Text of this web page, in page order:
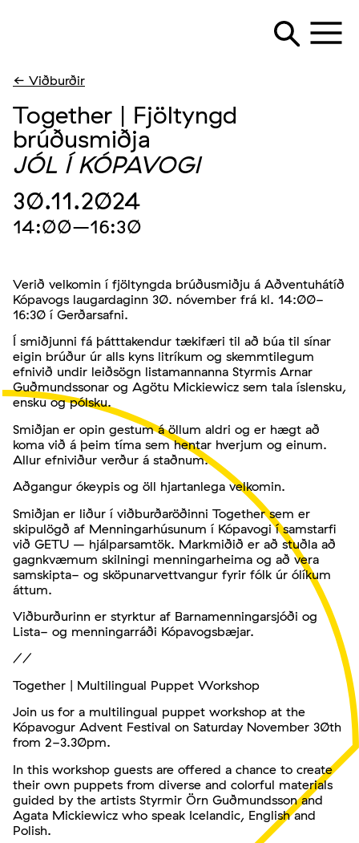
← Viðburðir
Together | Fjöltyngd
brúðusmiðja
JÓL Í KÓPAVOGI
30.11.2024
14:00–16:30
Verið velkomin í fjöltyngda brúðusmiðju á Aðventuhátíð
Kópavogs laugardaginn 30. nóvember frá kl. 14:00-
16:30 í Gerðarsafni.
Í smiðjunni fá þátttakendur tækifæri til að búa til sínar
eigin brúður úr alls kyns litríkum og skemmtilegum
efnivið undir leiðsögn listamannanna Styrmis Arnar
Guðmundssonar og Agötu Mickiewicz sem tala íslensku,
ensku og pólsku.
Smiðjan er opin gestum á öllum aldri og er hægt að
koma við á þeim tíma sem hentar hverjum og einum.
Allur efniviður verður á staðnum.
Aðgangur ókeypis og öll hjartanlega velkomin.
Smiðjan er liður í viðburðaröðinni Together sem er
skipulögð af Menningarhúsunum í Kópavogi í samstarfi
við GETU – hjálparsamtök. Markmiðið er að stuðla að
gagnkvæmum skilningi menningarheima og að vera
samskipta- og sköpunarvettvangur fyrir fólk úr ólíkum
áttum.
Viðburðurinn er styrktur af Barnamenningarsjóði og
Lista- og menningarráði Kópavogsbæjar.
//
Together | Multilingual Puppet Workshop
Join us for a multilingual puppet workshop at the
Kópavogur Advent Festival on Saturday November 30th
from 2-3.30pm.
In this workshop guests are offered a chance to create
their own puppets from diverse and colorful materials
guided by the artists Styrmir Örn Guðmundsson and
Agata Mickiewicz who speak Icelandic, English and
Polish.